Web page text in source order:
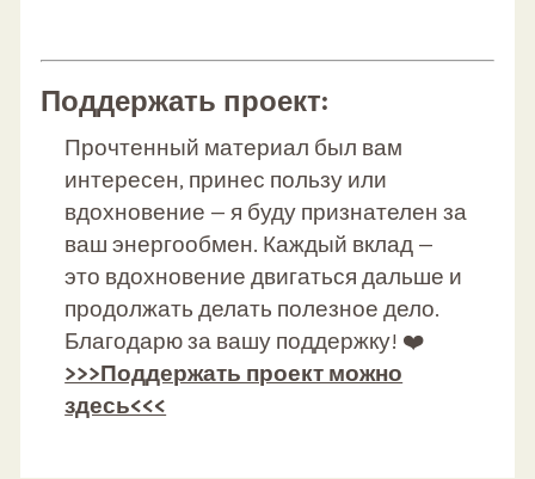
Поддержать проект:
Прочтенный материал был вам
интересен, принес пользу или
вдохновение — я буду признателен за
ваш энергообмен. Каждый вклад —
это вдохновение двигаться дальше и
продолжать делать полезное дело.
Благодарю за вашу поддержку! ❤️
>>>Поддержать проект можно
здесь<<<